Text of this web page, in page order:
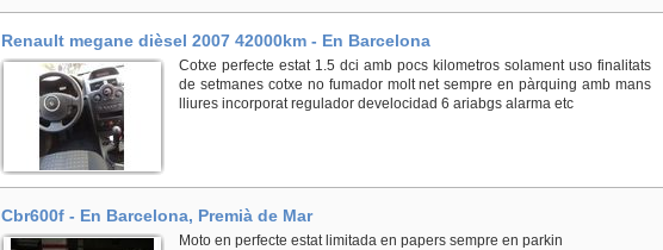
Renault megane dièsel 2007 42000km - En Barcelona
Cotxe perfecte estat 1.5 dci amb pocs kilometros solament uso finalitats
de setmanes cotxe no fumador molt net sempre en pàrquing amb mans
lliures incorporat regulador develocidad 6 ariabgs alarma etc
Cbr600f - En Barcelona, Premià de Mar
Moto en perfecte estat limitada en papers sempre en parkin